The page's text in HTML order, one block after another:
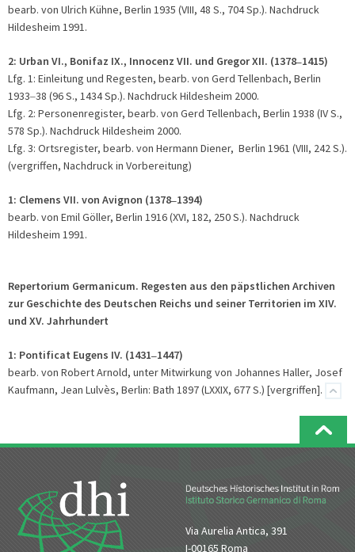
bearb. von Ulrich Kühne, Berlin 1935 (VIII, 48 S., 704 Sp.). Nachdruck
Hildesheim 1991.
2: Urban VI., Bonifaz IX., Innocenz VII. und Gregor XII. (1378–1415)
Lfg. 1: Einleitung und Regesten, bearb. von Gerd Tellenbach, Berlin
1933–38 (96 S., 1434 Sp.). Nachdruck Hildesheim 2000.
Lfg. 2: Personenregister, bearb. von Gerd Tellenbach, Berlin 1938 (IV S.,
578 Sp.). Nachdruck Hildesheim 2000.
Lfg. 3: Ortsregister, bearb. von Hermann Diener, Berlin 1961 (VIII, 242 S.).
(vergriffen, Nachdruck in Vorbereitung)
1: Clemens VII. von Avignon (1378–1394)
bearb. von Emil Göller, Berlin 1916 (XVI, 182, 250 S.). Nachdruck
Hildesheim 1991.
Repertorium Germanicum. Regesten aus den päpstlichen Archiven
zur Geschichte des Deutschen Reichs und seiner Territorien im XIV.
und XV. Jahrhundert
1: Pontificat Eugens IV. (1431–1447)
bearb. von Robert Arnold, unter Mitwirkung von Johannes Haller, Josef
Kaufmann, Jean Lulvès, Berlin: Bath 1897 (LXXIX, 677 S.) [vergriffen].
Via Aurelia Antica, 391
I-00165 Roma